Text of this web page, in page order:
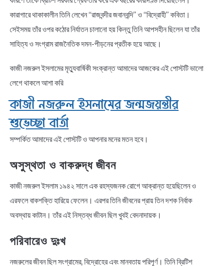
কারাগারে থাকাকালীন তিনি লেখেন “রাজবন্দীর জবানবন্দি” ও “বিদ্রোহী” কবিতা।
সেইসময় তাঁর ওপর কঠোর নির্যাতন চালানো হয় কিন্তু তিনি আপসহীন ছিলেন যা তাঁর
সাহিত্য ও সংগ্রাম রাজনৈতিক দমন-পীড়নের প্রতীক হয়ে আছে।
কাজী নজরুল ইসলামের মৃত্যুবার্ষিকী সংক্রান্ত আমাদের আজকের এই পোস্টটি ভালো
লেগে থাকলে আশা করি
কাজী নজরুল ইসলামের জন্মজয়ন্তীর
শুভেচ্ছা বার্তা
সম্পর্কিত আমাদের এই পোস্টটি ও আপনার মনের মতন হবে।
অসুস্থতা ও বাকরুদ্ধ জীবন
কাজী নজরুল ইসলাম ১৯৪২ সালে এক রহস্যজনক রোগে আক্রান্ত হয়েছিলেন ও
এরফলে বাকশক্তি হারিয়ে ফেলেন। এরপর তিনি জীবনের প্রায় তিন দশক নির্বাক
অবস্থায় কাটান। তাঁর এই নিস্তব্ধ জীবন ছিল খুবই বেদনাদায়ক।
পরিবারেও দুঃখ
নজরুলের জীবন ছিল সংগ্রামের, বিদ্রোহের এবং মানবতায় পরিপূর্ণ। তিনি ব্রিটিশ